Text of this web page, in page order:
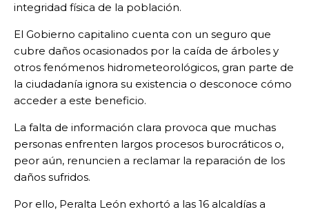
integridad física de la población.
El Gobierno capitalino cuenta con un seguro que
cubre daños ocasionados por la caída de árboles y
otros fenómenos hidrometeorológicos, gran parte de
la ciudadanía ignora su existencia o desconoce cómo
acceder a este beneficio.
La falta de información clara provoca que muchas
personas enfrenten largos procesos burocráticos o,
peor aún, renuncien a reclamar la reparación de los
daños sufridos.
Por ello, Peralta León exhortó a las 16 alcaldías a